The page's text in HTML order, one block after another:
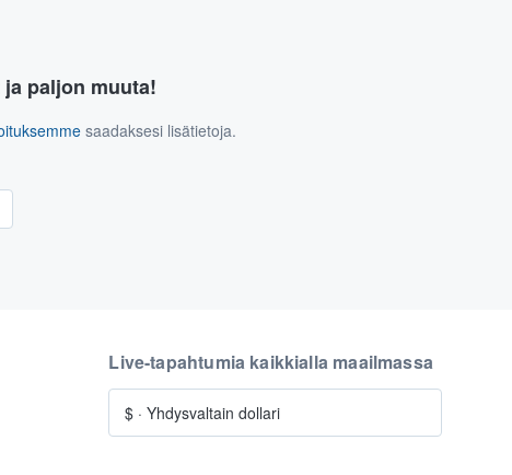
paljon muuta!
saadaksesi lisätietoja.
Live-tapahtumia kaikkialla maailmassa
$ ·Yhdysvaltain dollari